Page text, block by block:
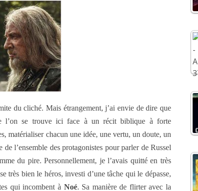
du cliché. Mais étrangement, j’ai envie de dire que
l’on se trouve ici face à un récit biblique à forte
matérialiser chacun une idée, une vertu, un doute, un
l’ensemble des protagonistes pour parler de Russel
du pire. Personnellement, je l’avais quitté en très
très bien le héros, investi d’une tâche qui le dépasse,
qui incombent à Noé. Sa manière de flirter avec la